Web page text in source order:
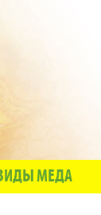
МЕДА